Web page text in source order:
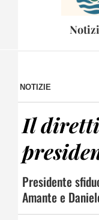
NOTIZIE
Il
Presidente
Amante e